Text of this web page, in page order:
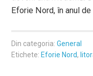
Eforie Nord, în anul
Din categoria:General
Etichete: Eforie Nord,